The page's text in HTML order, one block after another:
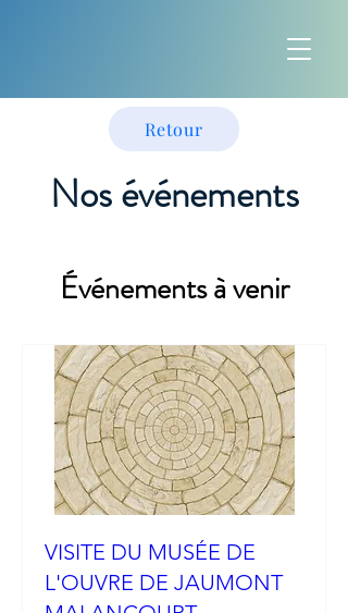
Retour
Nos événements
Événements à venir
VISITE DU MUSÉE DE
L'OUVRE DE JAUMONT